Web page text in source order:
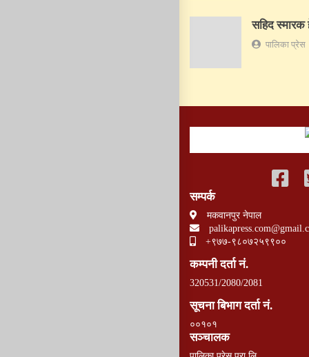
सहिद स्मारक
पालिका प्रेस
सम्पर्क
मकवानपुर नेपाल
+९७७-९८०७२५९९००
कम्पनी दर्ता नं.
320531/2080/2081
सूचना बिभाग दर्ता नं.
००१०१
सञ्चालक